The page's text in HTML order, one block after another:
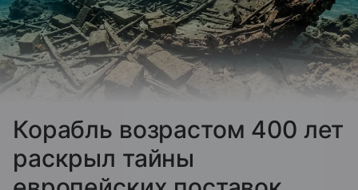
Корабль возрастом 400 лет
раскрыл тайны